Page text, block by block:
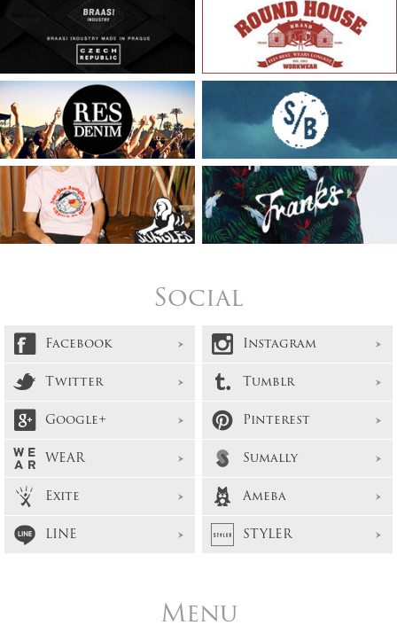
Social
Facebook
Instagram
Twitter
Tumblr
Google+
Pinterest
WEAR
Sumally
Exite
Ameba
LINE
STYLER
Menu